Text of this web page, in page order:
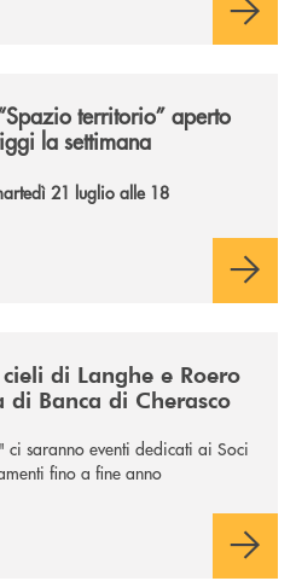
territorio” aperto
la settimana
21 luglio alle 18
di Langhe e Roero
Banca di Cherasco
saranno eventi dedicati ai Soci
fino a fine anno